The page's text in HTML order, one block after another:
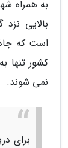
به همراه
بالایی
است که
کشور تنها
نمی شوند.
برای